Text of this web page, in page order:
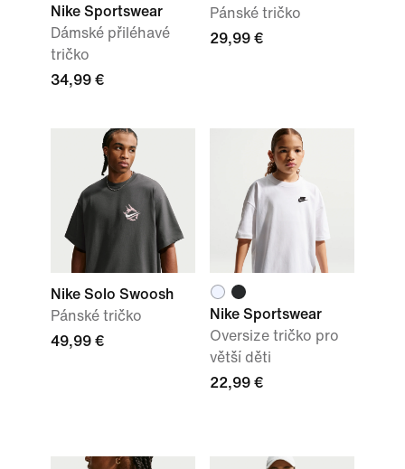
Nike Sportswear
Dámské přiléhavé
tričko
34,99 €
Pánské tričko
29,99 €
Nike Solo Swoosh
Pánské tričko
49,99 €
Nike Sportswear
Oversize tričko pro
větší děti
22,99 €